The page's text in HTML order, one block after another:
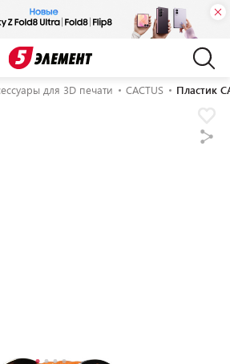
для 3D печати CACTUS Пластик